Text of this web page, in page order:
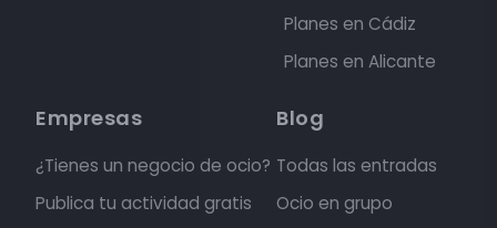
Planes en Cádiz
Planes en Alicante
Empresas
¿Tienes un negocio de ocio?
Publica tu actividad gratis
Blog
Todas las entradas
Ocio en grupo